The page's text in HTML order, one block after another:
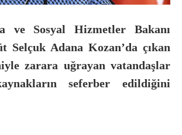
ve Sosyal Hizmetler Bakanı
Selçuk Adana Kozan’da çıkan
zarara uğrayan vatandaşlar
seferber edildiğini